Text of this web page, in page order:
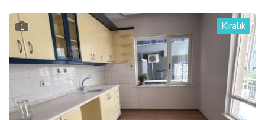
1 Kiralık